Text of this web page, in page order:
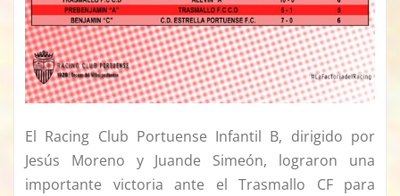
El Racing Club Portuense Infantil B, dirigido por
Jesús Moreno y Juande Simeón, lograron una
importante victoria ante el Trasmallo CF para